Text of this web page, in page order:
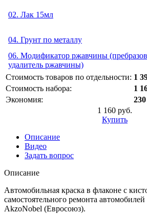
02. Лак 15мл
04. Грунт по металлу
06. Модификатор ржавчины
удалитель ржавчины)
Стоимость товаров по отдельности: 1
Стоимость набора:
1
Экономия:
1 160 руб.
Купить
Описание
Видео
Задать вопрос
Описание
Автомобильная краска в флаконе с
самостоятельного ремонта
AkzoNobel (Евросоюз).